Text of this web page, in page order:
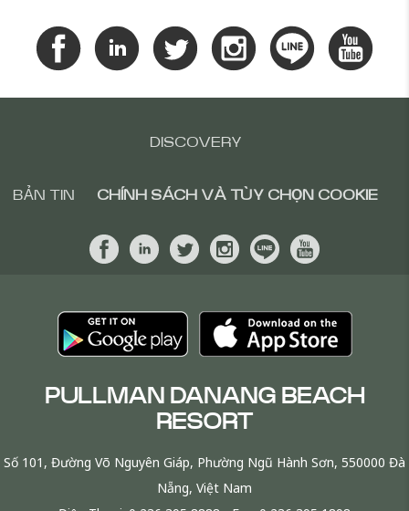
DISCOVERY
BẢN TIN CHÍNH SÁCH VÀ TÙY CHỌN COOKIE
PULLMAN DANANG BEACH
RESORT
Số 101, Đường Võ Nguyên Giáp, Phường Ngũ Hành Sơn, 550000 Đà
Nẵng, Việt Nam